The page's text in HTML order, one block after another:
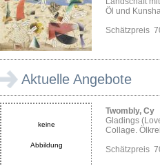
Öl und
Schätzpreis
Aktuelle Angebote
keine
Abbildung
Twombly, Cy
Gladings
Collage.
Schätzpreis